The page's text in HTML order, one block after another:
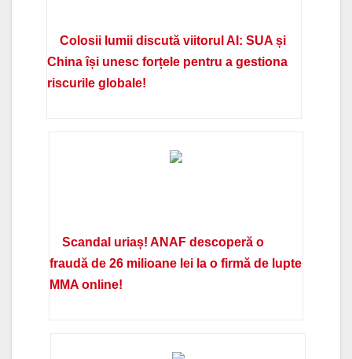
Colosii lumii discută viitorul AI: SUA și
China își unesc forțele pentru a gestiona
riscurile globale!
Scandal uriaș! ANAF descoperă o
fraudă de 26 milioane lei la o firmă de lupte
MMA online!